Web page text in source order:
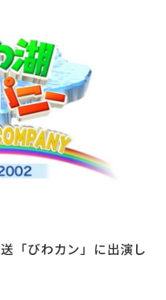
「びわカン」に出演し